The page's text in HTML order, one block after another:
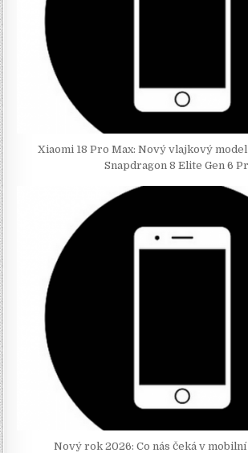
Xiaomi 18 Pro Max: Nový vlajkový
Snapdragon 8 Elite Gen 6
Nový rok 2026: Co nás čeká v